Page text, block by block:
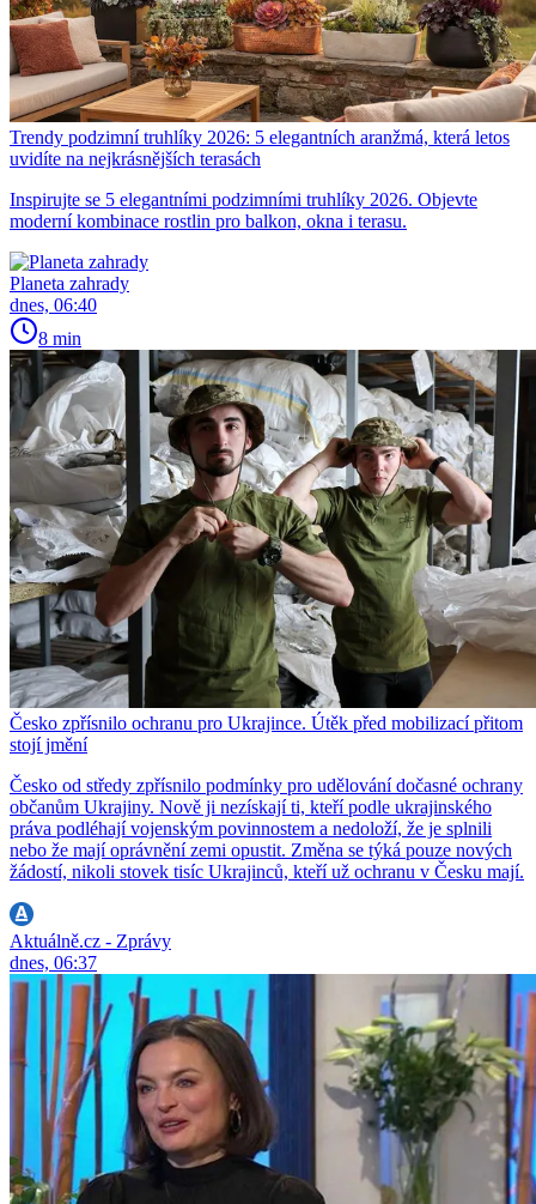
Trendy podzimní truhlíky 2026: 5 elegantních aranžmá, která letos
uvidíte na nejkrásnějších terasách
Inspirujte se 5 elegantními podzimními truhlíky 2026. Objevte
moderní kombinace rostlin pro balkon, okna i terasu.
Planeta zahrady
dnes, 06:40
8 min
Česko zpřísnilo ochranu pro Ukrajince. Útěk před mobilizací přitom
stojí jmění
Česko od středy zpřísnilo podmínky pro udělování dočasné ochrany
občanům Ukrajiny. Nově ji nezískají ti, kteří podle ukrajinského
práva podléhají vojenským povinnostem a nedoloží, že je splnili
nebo že mají oprávnění zemi opustit. Změna se týká pouze nových
žádostí, nikoli stovek tisíc Ukrajinců, kteří už ochranu v Česku mají.
Aktuálně.cz - Zprávy
dnes, 06:37